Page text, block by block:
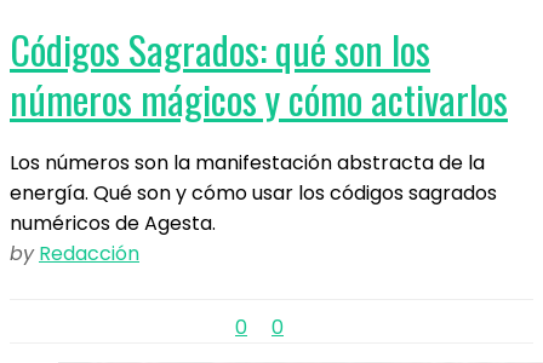
Códigos Sagrados: qué son los
números mágicos y cómo activarlos
Los números son la manifestación abstracta de la
energía. Qué son y cómo usar los códigos sagrados
numéricos de Agesta.
by Redacción
0 0